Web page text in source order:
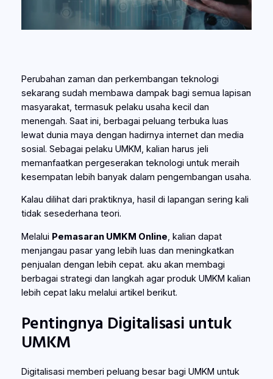
Perubahan zaman dan perkembangan teknologi
sekarang sudah membawa dampak bagi semua lapisan
masyarakat, termasuk pelaku usaha kecil dan
menengah. Saat ini, berbagai peluang terbuka luas
lewat dunia maya dengan hadirnya internet dan media
sosial. Sebagai pelaku UMKM, kalian harus jeli
memanfaatkan pergeserakan teknologi untuk meraih
kesempatan lebih banyak dalam pengembangan usaha.
Kalau dilihat dari praktiknya, hasil di lapangan sering kali
tidak sesederhana teori.
Melalui Pemasaran UMKM Online, kalian dapat
menjangau pasar yang lebih luas dan meningkatkan
penjualan dengan lebih cepat. aku akan membagi
berbagai strategi dan langkah agar produk UMKM kalian
lebih cepat laku melalui artikel berikut.
Pentingnya Digitalisasi untuk
UMKM
Digitalisasi memberi peluang besar bagi UMKM untuk